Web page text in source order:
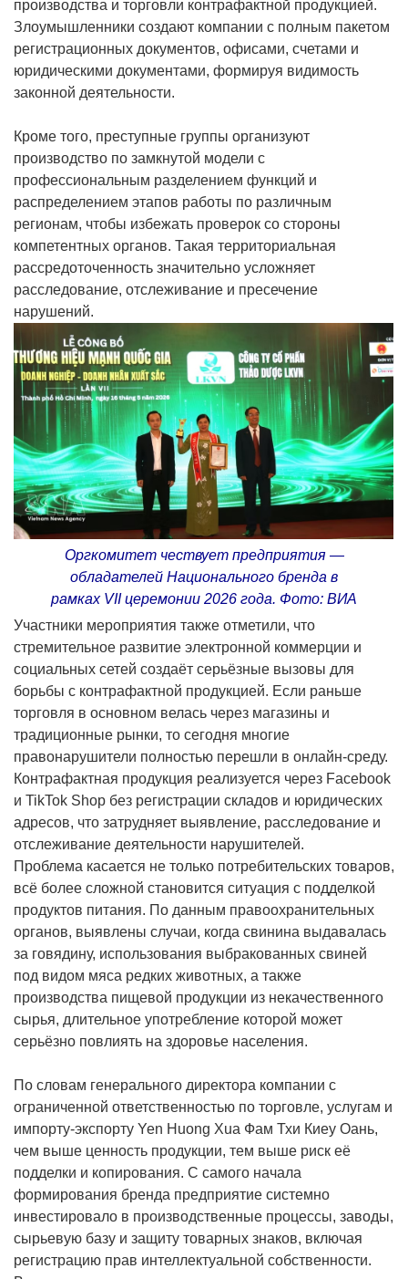
производства и торговли контрафактной продукцией.
Злоумышленники создают компании с полным пакетом
регистрационных документов, офисами, счетами и
юридическими документами, формируя видимость
законной деятельности.
Кроме того, преступные группы организуют
производство по замкнутой модели с
профессиональным разделением функций и
распределением этапов работы по различным
регионам, чтобы избежать проверок со стороны
компетентных органов. Такая территориальная
рассредоточенность значительно усложняет
расследование, отслеживание и пресечение
нарушений.
Оргкомитет чествует предприятия —
обладателей Национального бренда в
рамках VII церемонии 2026 года. Фото: ВИА
Участники мероприятия также отметили, что
стремительное развитие электронной коммерции и
социальных сетей создаёт серьёзные вызовы для
борьбы с контрафактной продукцией. Если раньше
торговля в основном велась через магазины и
традиционные рынки, то сегодня многие
правонарушители полностью перешли в онлайн-среду.
Контрафактная продукция реализуется через Facebook
и TikTok Shop без регистрации складов и юридических
адресов, что затрудняет выявление, расследование и
отслеживание деятельности нарушителей.
Проблема касается не только потребительских товаров,
всё более сложной становится ситуация с подделкой
продуктов питания. По данным правоохранительных
органов, выявлены случаи, когда свинина выдавалась
за говядину, использования выбракованных свиней
под видом мяса редких животных, а также
производства пищевой продукции из некачественного
сырья, длительное употребление которой может
серьёзно повлиять на здоровье населения.
По словам генерального директора компании с
ограниченной ответственностью по торговле, услугам и
импорту-экспорту Yen Huong Xua Фам Тхи Киеу Оань,
чем выше ценность продукции, тем выше риск её
подделки и копирования. С самого начала
формирования бренда предприятие системно
инвестировало в производственные процессы, заводы,
сырьевую базу и защиту товарных знаков, включая
регистрацию прав интеллектуальной собственности.